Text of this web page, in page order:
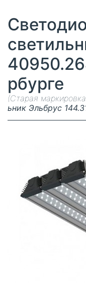
рбурге
(Старая
ьник Эльбрус